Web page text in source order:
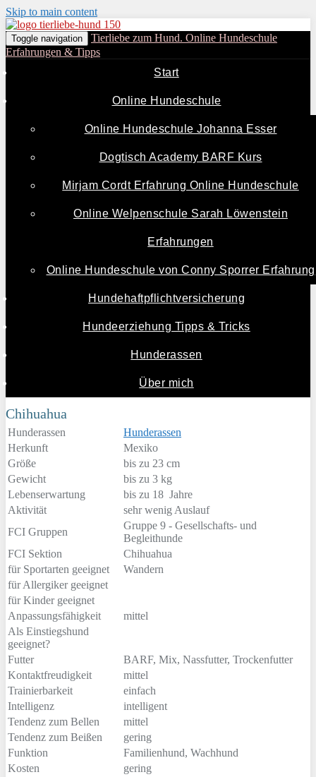
Skip to main content
Toggle navigation
Tierliebe zum Hund. Online Hundeschule
Erfahrungen & Tipps
Start
Online Hundeschule
Online Hundeschule Johanna Esser
Dogtisch Academy BARF Kurs
Mirjam Cordt Erfahrung Online Hundeschule
Online Welpenschule Sarah Löwenstein
Erfahrungen
Online Hundeschule von Conny Sporrer Erfahrung
Hundehaftpflichtversicherung
Hundeerziehung Tipps & Tricks
Hunderassen
Über mich
Chihuahua
Hunderassen
Hunderassen
Herkunft
Mexiko
Größe
bis zu 23 cm
Gewicht
bis zu 3 kg
Lebenserwartung
bis zu 18 Jahre
Aktivität
sehr wenig Auslauf
FCI Gruppen
Gruppe 9 - Gesellschafts- und
Begleithunde
FCI Sektion
Chihuahua
für Sportarten geeignet
Wandern
für Allergiker geeignet
für Kinder geeignet
Anpassungsfähigkeit
mittel
Als Einstiegshund
geeignet?
Futter
BARF, Mix, Nassfutter, Trockenfutter
Kontaktfreudigkeit
mittel
Trainierbarkeit
einfach
Intelligenz
intelligent
Tendenz zum Bellen
mittel
Tendenz zum Beißen
gering
Funktion
Familienhund, Wachhund
Kosten
gering